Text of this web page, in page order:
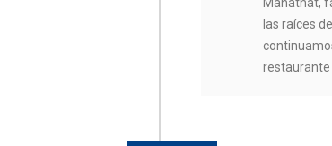
las raíces
restaurante